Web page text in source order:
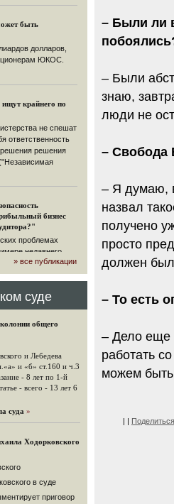
быть
долларов,
ЮКОС.
ищут крайнего по
не спешат
ответственность
решения
бизнес
проблемах
недавнего
решения по
санкциям со
оказались под
суда"
"Neue Zuercher
судебном
может выйти из-
» все публикации
суде
общего
и Лебедева
и «б» ст.160 и ч.3
- 8 лет по 1-й
- всего - 13 лет 6
суда »
Ходорковского
в суде
приговор
– Были ли
– Были
знаю,
люди не
– Свобода
– Я думаю,
назвал
получено
просто
должен был
– То есть
– Дело еще
работать
можем
| | Поделиться